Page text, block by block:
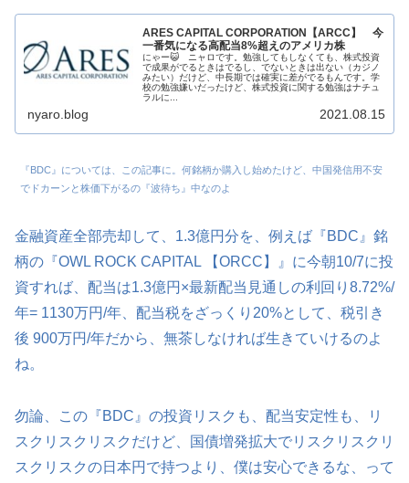
ARES CAPITAL CORPORATION【ARCC】 今
一番気になる高配当8%超えのアメリカ株
にゃー😺 ニャロです。勉強してもしなくても、株式投資
で成果がでるときはでるし、でないときは出ない（カジノ
みたい）だけど、中長期では確実に差がでるもんです。学
校の勉強嫌いだったけど、株式投資に関する勉強はナチュ
ラルに...
nyaro.blog 2021.08.15
『BDC』については、この記事に。何銘柄か購入し始めたけど、中国発信用不安
でドカーンと株価下がるの『波待ち』中なのよ
金融資産全部売却して、1.3億円分を、例えば『BDC』銘
柄の『OWL ROCK CAPITAL 【ORCC】』に今朝10/7に投
資すれば、配当は1.3億円×最新配当見通しの利回り8.72%/
年= 1130万円/年、配当税をざっくり20%として、税引き
後 900万円/年だから、無茶しなければ生きていけるのよ
ね。
勿論、この『BDC』の投資リスクも、配当安定性も、リ
スクリスクリスクだけど、国債増発拡大でリスクリスクリ
スクリスクの日本円で持つより、僕は安心できるな、って